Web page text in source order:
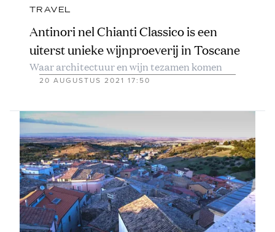
TRAVEL
Antinori nel Chianti Classico is een
uiterst unieke wijnproeverij in Toscane
Waar architectuur en wijn tezamen komen
20 AUGUSTUS 2021 17:50